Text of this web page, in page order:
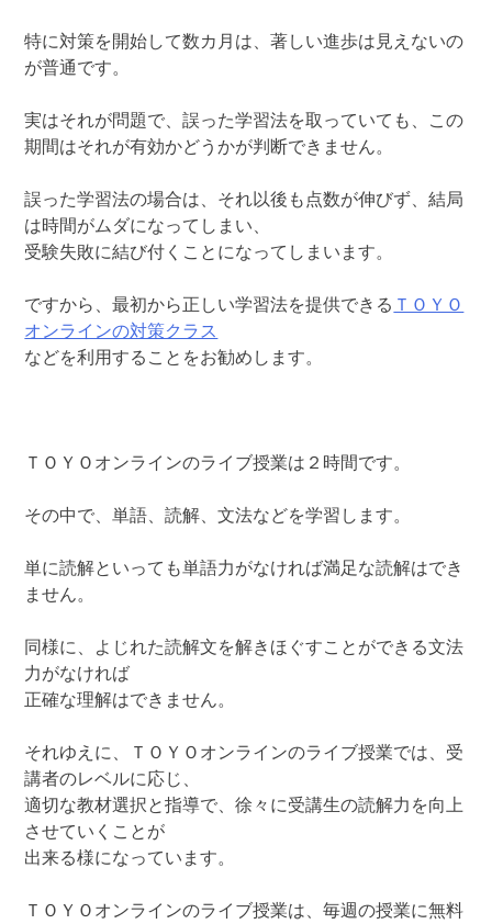
特に対策を開始して数カ月は、著しい進歩は見えないの
が普通です。
実はそれが問題で、誤った学習法を取っていても、この
期間はそれが有効かどうかが判断できません。
誤った学習法の場合は、それ以後も点数が伸びず、結局
は時間がムダになってしまい、
受験失敗に結び付くことになってしまいます。
ですから、最初から正しい学習法を提供できる ＴＯＹＯ
オンラインの対策クラス
などを利用することをお勧めします。
ＴＯＹＯオンラインのライブ授業は２時間です。
その中で、単語、読解、文法などを学習します。
単に読解といっても単語力がなければ満足な読解はでき
ません。
同様に、よじれた読解文を解きほぐすことができる文法
力がなければ
正確な理解はできません。
それゆえに、ＴＯＹＯオンラインのライブ授業では、受
講者のレベルに応じ、
適切な教材選択と指導で、徐々に受講生の読解力を向上
させていくことが
出来る様になっています。
ＴＯＹＯオンラインのライブ授業は、毎週の授業に無料